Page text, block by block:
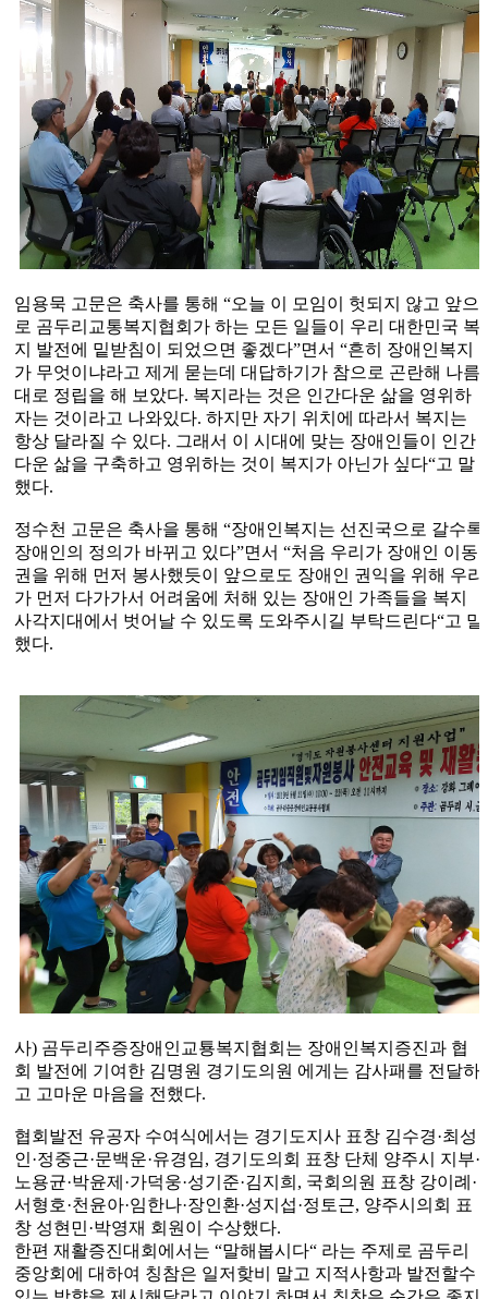
임용묵 고문은 축사를 통해 “오늘 이 모임이 헛되지 않고 앞으
로 곰두리교통복지협회가 하는 모든 일들이 우리 대한민국 복
지 발전에 밑받침이 되었으면 좋겠다”면서 “흔히 장애인복지
가 무엇이냐라고 제게 묻는데 대답하기가 참으로 곤란해 나름
대로 정립을 해 보았다. 복지라는 것은 인간다운 삶을 영위하
자는 것이라고 나와있다. 하지만 자기 위치에 따라서 복지는
항상 달라질 수 있다. 그래서 이 시대에 맞는 장애인들이 인간
다운 삶을 구축하고 영위하는 것이 복지가 아닌가 싶다“고 말
했다.
정수천 고문은 축사을 통해 “장애인복지는 선진국으로 갈수록
장애인의 정의가 바뀌고 있다”면서 “처음 우리가 장애인 이동
권을 위해 먼저 봉사했듯이 앞으로도 장애인 권익을 위해 우리
가 먼저 다가가서 어려움에 처해 있는 장애인 가족들을 복지
사각지대에서 벗어날 수 있도록 도와주시길 부탁드린다“고 말
했다.
사) 곰두리주증장애인교툥복지협회는 장애인복지증진과 협
회 발전에 기여한 김명원 경기도의원 에게는 감사패를 전달하
고 고마운 마음을 전했다.
협회발전 유공자 수여식에서는 경기도지사 표창 김수경·최성
인·정중근·문백운·유경임, 경기도의회 표창 단체 양주시 지부·
노용균·박윤제 ·가덕웅·성기준·김지희 , 국회의원 표창 강이례 ·
서형호·천윤아·임한나·장인환·성지섭·정토근, 양주시의회 표
창 성현민·박영재 회원이 수상했다.
한편 재활증진대회에서는 “말해봅시다“ 라는 주제로 곰두리
중앙회에 대하여 칭참은 일저핮비 말고 지적사항과 발전할수